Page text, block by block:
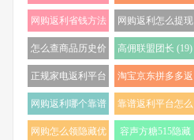
(34)
网购返利省钱方法
(22)
网购返利怎么提现
(21)
怎么查商品历史价
格走势 (20)
高佣联盟团长 (19)
正规家电返利平台
怎么选 (18)
淘宝京东拼多多返
利 (18)
网购返利哪个靠谱
(17)
靠谱返利平台怎么
选 (17)
网购怎么领隐藏优
容声方糖515隐藏